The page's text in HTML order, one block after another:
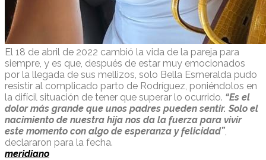
El 18 de abril de 2022 cambió la vida de la pareja para
siempre, y es que, después de estar muy emocionados
por la llegada de sus mellizos, solo Bella Esmeralda pudo
resistir al complicado parto de Rodríguez, poniéndolos en
la difícil situación de tener que superar lo ocurrido. “Es el
dolor más grande que unos padres pueden sentir. Solo el
nacimiento de nuestra hija nos da la fuerza para vivir
este momento con algo de esperanza y felicidad”,
declararon para la fecha.
meridiano